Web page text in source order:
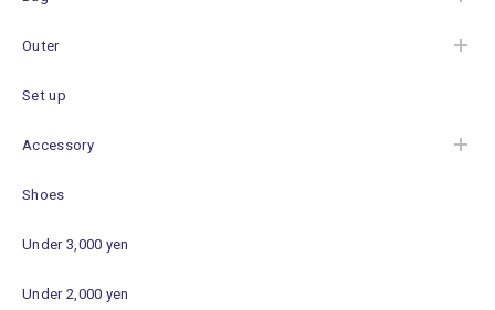
Outer
Set up
Accessory
Shoes
Under 3,000 yen
Under 2,000 yen